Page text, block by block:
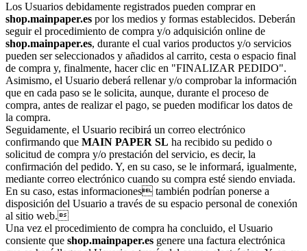
Los Usuarios debidamente registrados pueden comprar en
shop.mainpaper.es por los medios y formas establecidos. Deberán
seguir el procedimiento de compra y/o adquisición online de
shop.mainpaper.es, durante el cual varios productos y/o servicios
pueden ser seleccionados y añadidos al carrito, cesta o espacio final
de compra y, finalmente, hacer clic en "FINALIZAR PEDIDO".
Asimismo, el Usuario deberá rellenar y/o comprobar la información
que en cada paso se le solicita, aunque, durante el proceso de
compra, antes de realizar el pago, se pueden modificar los datos de
la compra.
Seguidamente, el Usuario recibirá un correo electrónico
confirmando que MAIN PAPER SL ha recibido su pedido o
solicitud de compra y/o prestación del servicio, es decir, la
confirmación del pedido. Y, en su caso, se le informará, igualmente,
mediante correo electrónico cuando su compra esté siendo enviada.
En su caso, estas informaciones también podrían ponerse a
disposición del Usuario a través de su espacio personal de conexión
al sitio web.
Una vez el procedimiento de compra ha concluido, el Usuario
consiente que shop.mainpaper.es genere una factura electrónica